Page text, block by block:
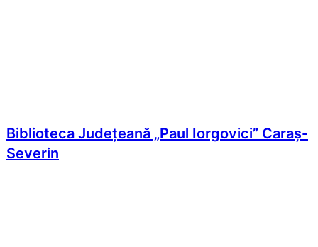
Biblioteca Județeană „Paul Iorgovici” Caraș-
Severin